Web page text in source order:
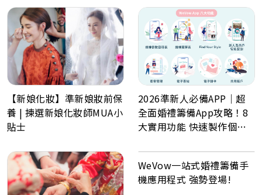
【新娘化妝】準新娘妝前保
養 | 揀選新娘化妝師MUA小
貼士
2026準新人必備APP｜超
全面婚禮籌備App攻略！8
大實用功能 快速製作個人
數日程表、預算表、婚禮商
戶一鍵查詢
WeVow一站式婚禮籌備手
機應用程式 強勢登場!